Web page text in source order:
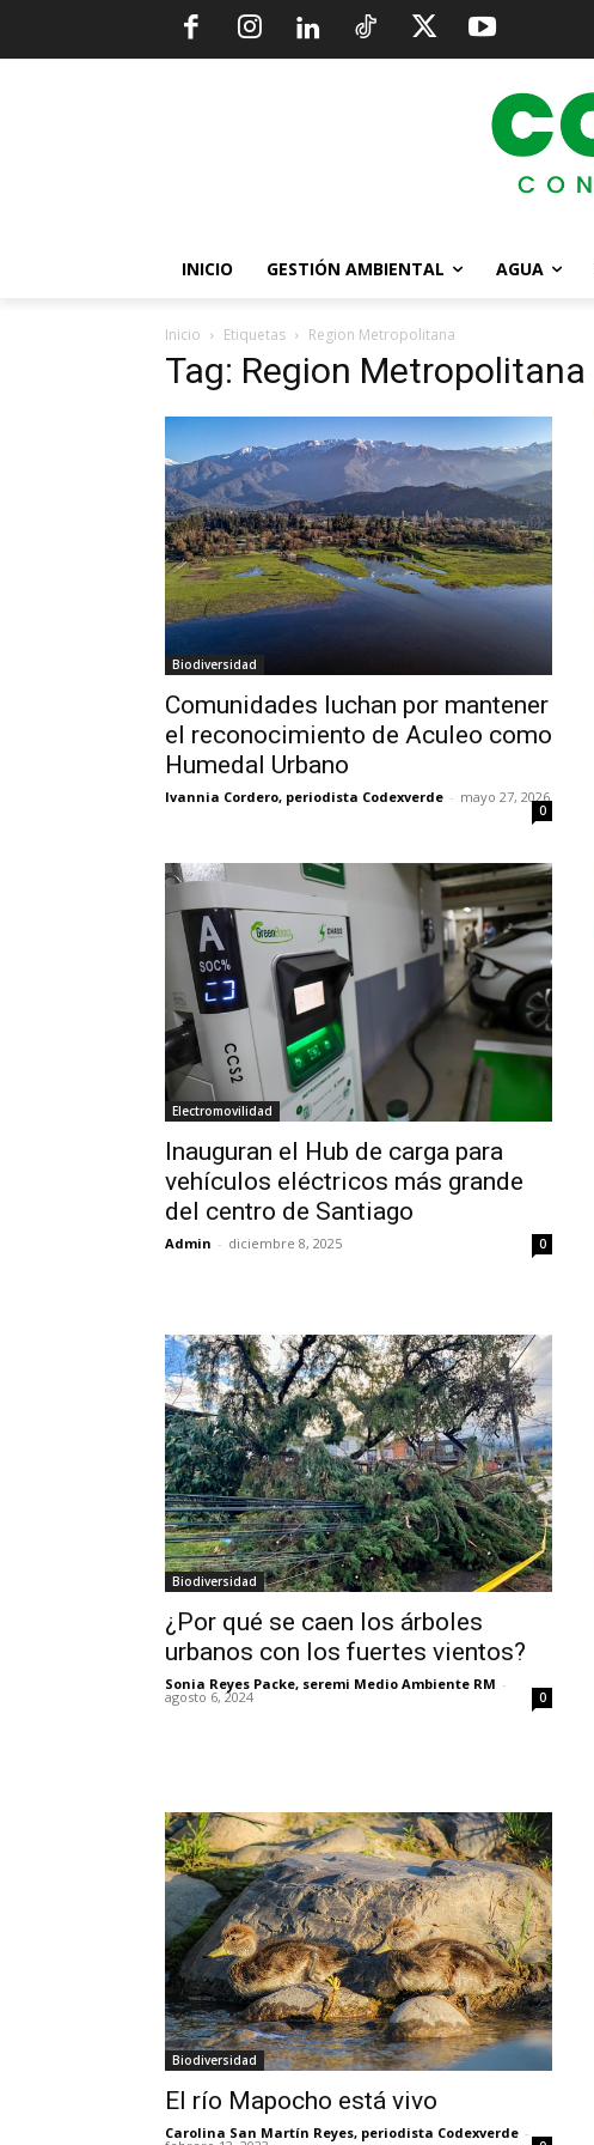
INICIO GESTIÓN AMBIENTAL AGUA
Inicio Etiquetas Region Metropolitana
Tag: Region Metropolitana
Biodiversidad
Comunidades luchan por mantener
el reconocimiento de Aculeo como
Humedal Urbano
Ivannia Cordero, periodista Codexverde - mayo 27, 2026
0
Electromovilidad
Inauguran el Hub de carga para
vehículos eléctricos más grande
del centro de Santiago
Admin - diciembre 8, 2025 0
Biodiversidad
¿Por qué se caen los árboles
urbanos con los fuertes vientos?
Sonia Reyes Packe, seremi Medio Ambiente RM -
agosto 6, 2024 0
Biodiversidad
El río Mapocho está vivo
Carolina San Martín Reyes, periodista Codexverde -